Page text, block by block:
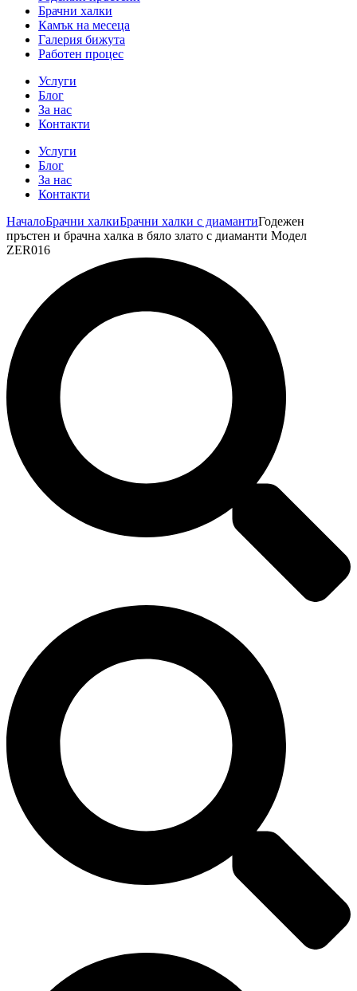
Брачни халки
Камък на месеца
Галерия бижута
Работен процес
Услуги
Блог
За нас
Контакти
Услуги
Блог
За нас
Контакти
НачалоБрачни халкиБрачни халки с диамантиГодежен
пръстен и брачна халка в бяло злато с диаманти Модел
ZER016